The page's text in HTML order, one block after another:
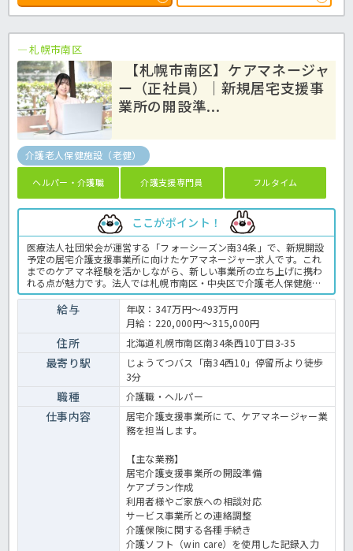
札幌市南区
【札幌市南区】ケアマネージャ
ー（正社員）｜新規居宅支援事
業所の開設準...
介護老人保健施設（老健）
ヘルパー・介護職 介護支援専門員 フルタイム
ここがポイント！
医療法人社団栄会が運営する「フォーシーズン南34条」で、新規開設
予定の居宅介護支援事業所に向けたケアマネージャー求人です。これ
までのケアマネ経験を活かしながら、新しい事業所の立ち上げに携わ
れる点が魅力です。法人では札幌市南区・中央区で介護老人保健施設
を運営しており、安定した運営基盤があります。土日休みで年間休日
109日のため、仕事と生活のバランスを大切にしたい方にもおすすめ
です。介護支援専門員の業務全般です。〈介護支援専門員 正職員
介護老人保健施設の求人〉
給与
年収：347万円～493万円
月給：220,000円～315,000円
住所 北海道札幌市南区南34条西10丁目3-35
最寄り駅
じょうてつバス「南34西10」停留所より徒歩
3分
職種 介護職・ヘルパー
仕事内容
居宅介護支援事業所にて、ケアマネージャー業
務を担当します。
【主な業務】
居宅介護支援事業所の開設準備
ケアプラン作成
利用者様やご家族への相談対応
サービス事業所との連絡調整
介護保険に関する各種手続き
介護ソフト（win care）を使用した記録入力